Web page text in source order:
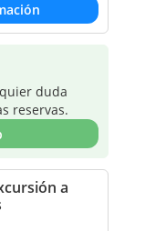
duda
reservas.
a